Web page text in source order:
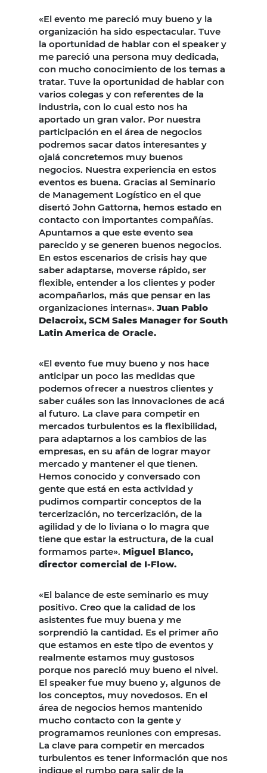
«El evento me pareció muy bueno y la
organización ha sido espectacular. Tuve
la oportunidad de hablar con el speaker y
me pareció una persona muy dedicada,
con mucho conocimiento de los temas a
tratar. Tuve la oportunidad de hablar con
varios colegas y con referentes de la
industria, con lo cual esto nos ha
aportado un gran valor. Por nuestra
participación en el área de negocios
podremos sacar datos interesantes y
ojalá concretemos muy buenos
negocios. Nuestra experiencia en estos
eventos es buena. Gracias al Seminario
de Management Logístico en el que
disertó John Gattorna, hemos estado en
contacto con importantes compañías.
Apuntamos a que este evento sea
parecido y se generen buenos negocios.
En estos escenarios de crisis hay que
saber adaptarse, moverse rápido, ser
flexible, entender a los clientes y poder
acompañarlos, más que pensar en las
organizaciones internas». Juan Pablo
Delacroix, SCM Sales Manager for South
Latin America de Oracle.
«El evento fue muy bueno y nos hace
anticipar un poco las medidas que
podemos ofrecer a nuestros clientes y
saber cuáles son las innovaciones de acá
al futuro. La clave para competir en
mercados turbulentos es la flexibilidad,
para adaptarnos a los cambios de las
empresas, en su afán de lograr mayor
mercado y mantener el que tienen.
Hemos conocido y conversado con
gente que está en esta actividad y
pudimos compartir conceptos de la
tercerización, no tercerización, de la
agilidad y de lo liviana o lo magra que
tiene que estar la estructura, de la cual
formamos parte». Miguel Blanco,
director comercial de I-Flow.
«El balance de este seminario es muy
positivo. Creo que la calidad de los
asistentes fue muy buena y me
sorprendió la cantidad. Es el primer año
que estamos en este tipo de eventos y
realmente estamos muy gustosos
porque nos pareció muy bueno el nivel.
El speaker fue muy bueno y, algunos de
los conceptos, muy novedosos. En el
área de negocios hemos mantenido
mucho contacto con la gente y
programamos reuniones con empresas.
La clave para competir en mercados
turbulentos es tener información que nos
indique el rumbo para salir de la